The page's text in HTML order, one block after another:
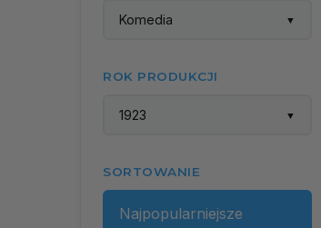
Komedia ▼
ROK PRODUKCJI
1923 ▼
SORTOWANIE
Najpopularniejsze